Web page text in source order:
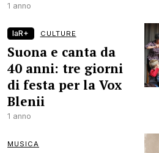
1 anno
laR+ CULTURE
Suona e canta da
40 anni: tre giorni
di festa per la Vox
Blenii
1 anno
MUSICA